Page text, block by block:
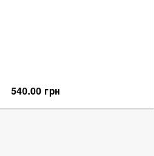
540.00 грн